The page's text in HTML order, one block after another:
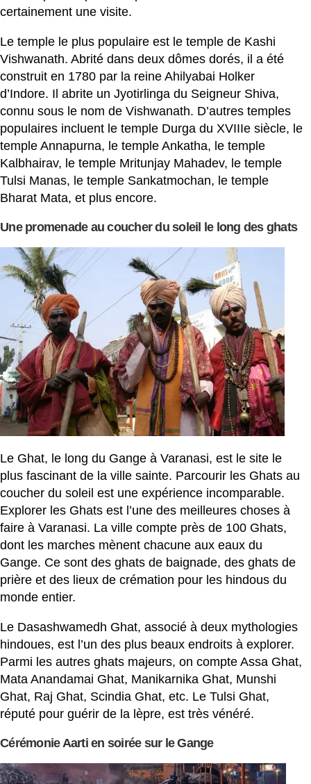
certainement une visite.
Le temple le plus populaire est le temple de Kashi
Vishwanath. Abrité dans deux dômes dorés, il a été
construit en 1780 par la reine Ahilyabai Holker
d’Indore. Il abrite un Jyotirlinga du Seigneur Shiva,
connu sous le nom de Vishwanath. D’autres temples
populaires incluent le temple Durga du XVIIIe siècle, le
temple Annapurna, le temple Ankatha, le temple
Kalbhairav, le temple Mritunjay Mahadev, le temple
Tulsi Manas, le temple Sankatmochan, le temple
Bharat Mata, et plus encore.
Une promenade au coucher du soleil le long des ghats
Le Ghat, le long du Gange à Varanasi, est le site le
plus fascinant de la ville sainte. Parcourir les Ghats au
coucher du soleil est une expérience incomparable.
Explorer les Ghats est l’une des meilleures choses à
faire à Varanasi. La ville compte près de 100 Ghats,
dont les marches mènent chacune aux eaux du
Gange. Ce sont des ghats de baignade, des ghats de
prière et des lieux de crémation pour les hindous du
monde entier.
Le Dasashwamedh Ghat, associé à deux mythologies
hindoues, est l’un des plus beaux endroits à explorer.
Parmi les autres ghats majeurs, on compte Assa Ghat,
Mata Anandamai Ghat, Manikarnika Ghat, Munshi
Ghat, Raj Ghat, Scindia Ghat, etc. Le Tulsi Ghat,
réputé pour guérir de la lèpre, est très vénéré.
Cérémonie Aarti en soirée sur le Gange